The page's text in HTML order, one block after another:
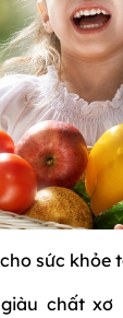
sức khỏe
chất xơ